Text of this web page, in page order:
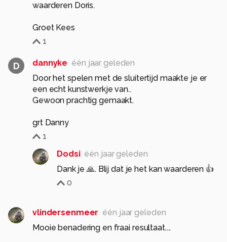
waarderen Doris.
Groet Kees
1
D dannyke één jaar geleden
Door het spelen met de sluitertijd maakte je er
een echt kunstwerkje van..
Gewoon prachtig gemaakt.
grt Danny
1
Dodsi één jaar geleden
Dank je 🙏. Blij dat je het kan waarderen 👍
0
vlindersenmeer één jaar geleden
Mooie benadering en fraai resultaat....